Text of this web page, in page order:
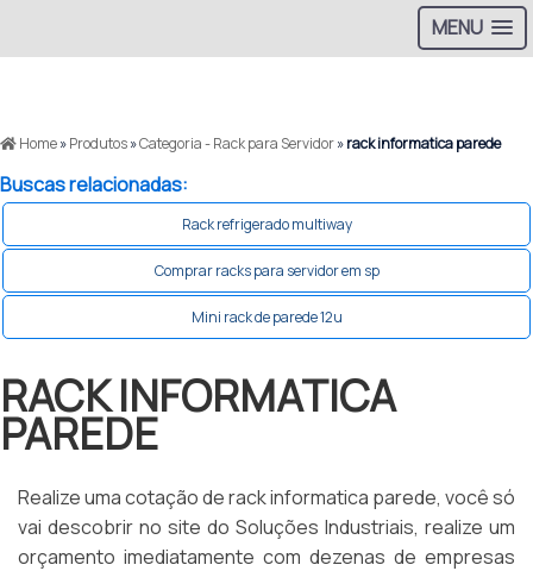
MENU
Home»Produtos»Categoria - Rack para Servidor»rack informatica parede
Buscas relacionadas:
Rack refrigerado multiway
Comprar racks para servidor em sp
Mini rack de parede 12u
RACK INFORMATICA
PAREDE
Realize uma cotação de rack informatica parede, você só
vai descobrir no site do Soluções Industriais, realize um
orçamento imediatamente com dezenas de empresas